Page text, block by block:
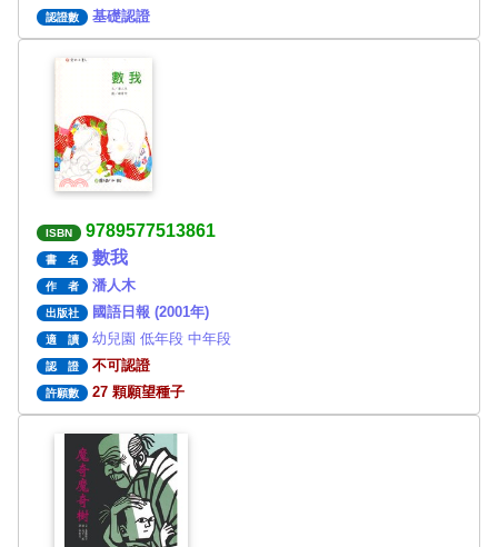
認證數 基礎認證
ISBN 9789577513861
書 名 數我
作 者 潘人木
出版社 國語日報 (2001年)
適 讀 幼兒園 低年段 中年段
認 證 不可認證
許願數 27 顆願望種子